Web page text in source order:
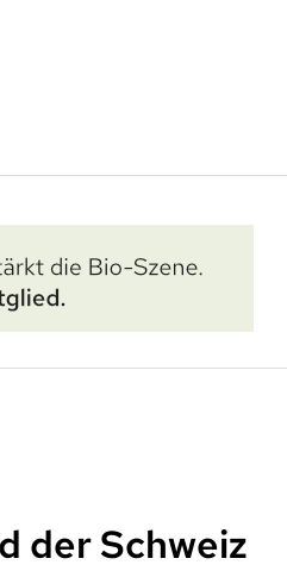
der Schweiz